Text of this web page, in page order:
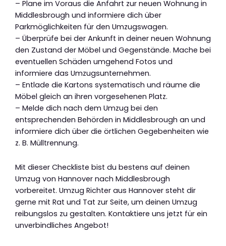
– Plane im Voraus die Anfahrt zur neuen Wohnung in
Middlesbrough und informiere dich über
Parkmöglichkeiten für den Umzugswagen.
– Überprüfe bei der Ankunft in deiner neuen Wohnung
den Zustand der Möbel und Gegenstände. Mache bei
eventuellen Schäden umgehend Fotos und
informiere das Umzugsunternehmen.
– Entlade die Kartons systematisch und räume die
Möbel gleich an ihren vorgesehenen Platz.
– Melde dich nach dem Umzug bei den
entsprechenden Behörden in Middlesbrough an und
informiere dich über die örtlichen Gegebenheiten wie
z. B. Mülltrennung.
Mit dieser Checkliste bist du bestens auf deinen
Umzug von Hannover nach Middlesbrough
vorbereitet. Umzug Richter aus Hannover steht dir
gerne mit Rat und Tat zur Seite, um deinen Umzug
reibungslos zu gestalten. Kontaktiere uns jetzt für ein
unverbindliches Angebot!